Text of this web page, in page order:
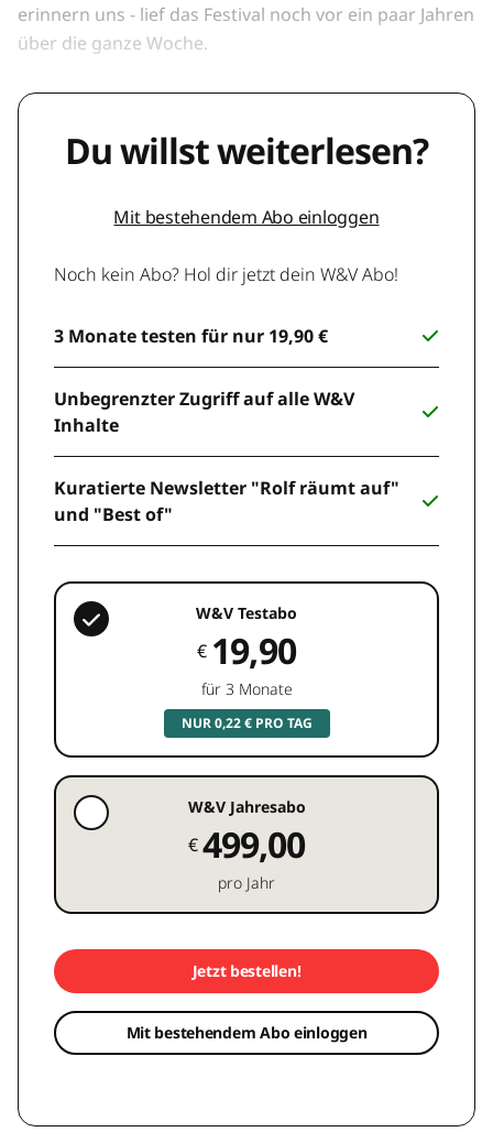
erinnern uns - lief das Festival noch vor ein paar Jahren
über die ganze Woche.
Du willst weiterlesen?
Mit bestehendem Abo einloggen
Noch kein Abo? Hol dir jetzt dein W&V Abo!
3 Monate testen für nur 19,90 €
Unbegrenzter Zugriff auf alle W&V
Inhalte
Kuratierte Newsletter "Rolf räumt auf"
und "Best of"
W&V Testabo
€ 19,90
für 3 Monate
NUR 0,22 € PRO TAG
W&V Jahresabo
€499,00
pro Jahr
Jetzt bestellen!
Mit bestehendem Abo einloggen